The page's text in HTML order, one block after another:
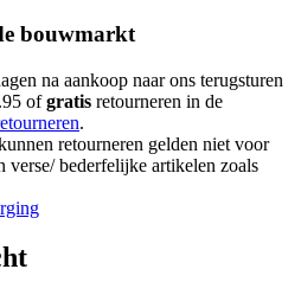
bouwmarkt
na aankoop naar ons terugsturen
ofgratis retourneren in de
.
retourneren gelden niet voor
verse/ bederfelijke artikelen zoals